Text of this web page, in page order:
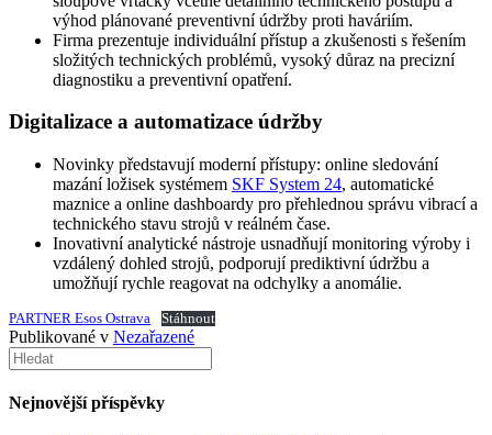
výhod plánované preventivní údržby proti haváriím.
Firma prezentuje individuální přístup a zkušenosti s řešením
složitých technických problémů, vysoký důraz na precizní
diagnostiku a preventivní opatření.
Digitalizace a automatizace údržby
Novinky představují moderní přístupy: online sledování
mazání ložisek systémem SKF System 24, automatické
maznice a online dashboardy pro přehlednou správu vibrací a
technického stavu strojů v reálném čase.
Inovativní analytické nástroje usnadňují monitoring výroby i
vzdálený dohled strojů, podporují prediktivní údržbu a
umožňují rychle reagovat na odchylky a anomálie.
PARTNER Esos Ostrava Stáhnout
Publikované v Nezařazené
Nejnovější příspěvky